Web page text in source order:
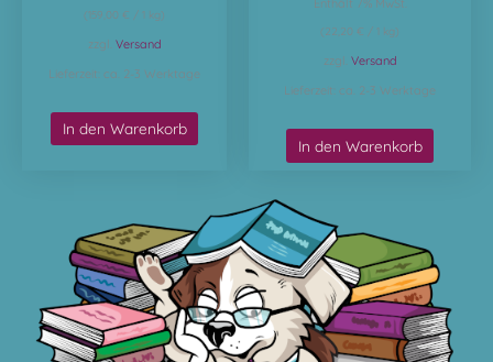
(159,00 € / 1 kg)
zzgl. Versand
Lieferzeit: ca. 2-3 Werktage
In den Warenkorb
Enthält 7% MwSt.
(22,20 € / 1 kg)
zzgl. Versand
Lieferzeit: ca. 2-3 Werktage
In den Warenkorb